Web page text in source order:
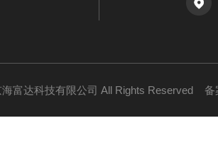
富达科技有限公司 All Rights Reserved 备